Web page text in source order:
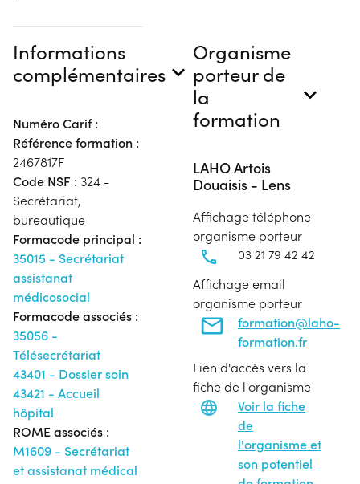
Informations
complémentaires
Numéro Carif :
Référence formation :
2467817F
Code NSF : 324 -
Secrétariat,
bureautique
Formacode principal :
35015 - Secrétariat
assistanat
médicosocial
Formacode associés :
35056 -
Télésecrétariat
43401 - Dossier soin
43421 - Accueil
hôpital
ROME associés :
M1609 - Secrétariat
et assistanat médical
Organisme
porteur de
la
formation
LAHO Artois
Douaisis - Lens
Affichage téléphone
organisme porteur
03 21 79 42 42
Affichage email
organisme porteur
formation@laho-
formation.fr
Lien d'accès vers la
fiche de l'organisme
Voir la fiche
de
l'organisme et
son potentiel